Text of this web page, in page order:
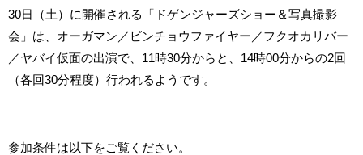
30日（土）に開催される「ドゲンジャーズショー＆写真撮影
会」は、オーガマン／ビンチョウファイヤー／フクオカリバー
／ヤバイ仮面の出演で、11時30分からと、14時00分からの2回
（各回30分程度）行われるようです。
参加条件は以下をご覧ください。